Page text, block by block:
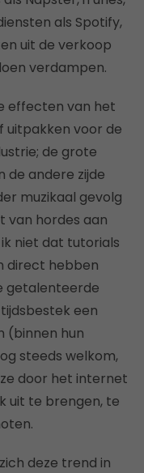
als Spotify,
uit de verkoop
verdampen.
effecten van het
uitpakken voor de
de grote
de andere zijde
muzikaal gevolg
van hordes aan
niet dat tutorials
direct hebben
getalenteerde
een
(binnen hun
steeds welkom,
door het internet
uit te brengen, te
deze trend in